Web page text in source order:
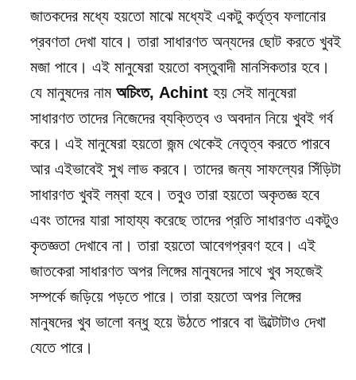
জাতকদের মধ্যে হয়তো মাঝে মধ্যেই একটু কর্তৃত্ব ফলানোর
প্রবণতা দেখা যাবে। তারা সাধারণত অন্যদের ছোট করতে খুবই
মজা পাবে। এই মানুষেরা হয়তো বস্তুবাদী মানসিকতার হবে।
যে মানুষদের নামঅচিংত, Achint হয় সেই মানুষেরা
সাধারণত তাদের নিজেদের ব্যক্তিত্ব ও অবদান নিয়ে খুবই গর্ব
করে। এই মানুষেরা হয়তো জন্ম থেকেই নেতৃত্ব করতে পারবে
আর এইভাবেই সুখ লাভ করবে। তাদের জন্য সাফল্যের সিঁড়িটা
সাধারণত খুবই লম্বা হবে। তবুও তারা হয়তো অকৃতজ্ঞ হবে
এবং তাদের যারা সাহায্য করেছে তাদের প্রতি সাধারণত একটুও
কৃতজ্ঞতা দেখাবে না। তারা হয়তো আবেগপ্রবণ হবে। এই
জাতকেরা সাধারণত অপর লিঙ্গের মানুষদের সাথে খুব সহজেই
সম্পর্কে জড়িয়ে পড়তে পারে। তারা হয়তো অপর লিঙ্গের
মানুষদের খুব ভালো বন্ধু হয়ে উঠতে পারবে বা উল্টোটাও দেখা
যেতে পারে।